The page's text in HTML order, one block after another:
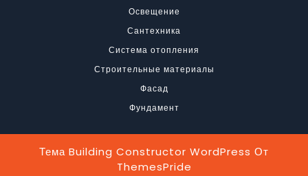
Освещение
Сантехника
Система отопления
Строительные материалы
Фасад
Фундамент
Тема Building Constructor WordPress От
ThemesPride